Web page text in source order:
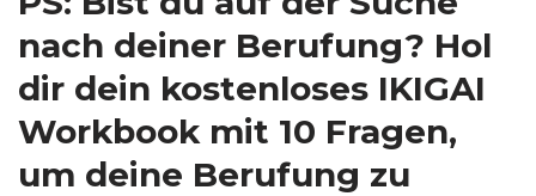
nach deiner Berufung? Hol
dir dein kostenloses IKIGAI
Workbook mit 10 Fragen,
um deine Berufung zu